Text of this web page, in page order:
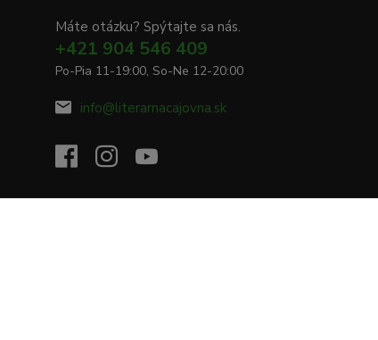
Máte otázku? Spýtajte sa nás.
+421 904 546 409
Po-Pia 11-19:00, So-Ne 12-20:00
info@literarnacajovna.sk